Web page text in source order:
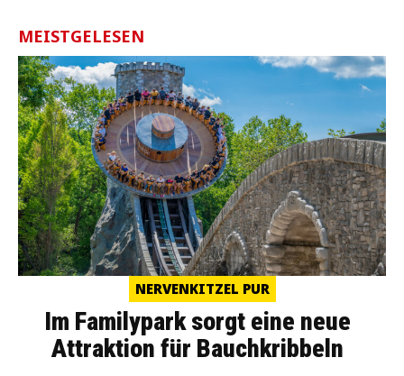
MEISTGELESEN
NERVENKITZEL PUR
Im Familypark sorgt eine neue
Attraktion für Bauchkribbeln